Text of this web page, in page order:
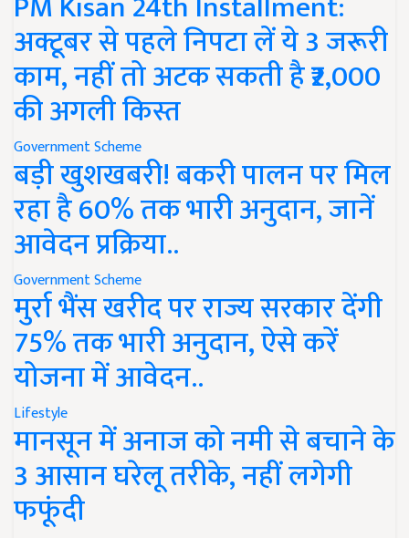
अक्टूबर से पहले निपटा लें ये 3 जरूरी
काम, नहीं तो अटक सकती है ₹2,000
की अगली किस्त
Government Scheme
बड़ी खुशखबरी! बकरी पालन पर मिल
रहा है 60% तक भारी अनुदान, जानें
आवेदन प्रक्रिया..
Government Scheme
मुर्रा भैंस खरीद पर राज्य सरकार देंगी
75% तक भारी अनुदान, ऐसे करें
योजना में आवेदन..
Lifestyle
मानसून में अनाज को नमी से बचाने के
3 आसान घरेलू तरीके, नहीं लगेगी
फफूंदी